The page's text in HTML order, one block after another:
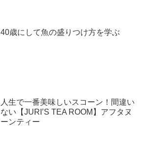
40歳にして魚の盛りつけ方を学ぶ
人生で一番美味しいスコーン！間違い
ない【JURI’S TEA ROOM】アフタヌ
ーンティー